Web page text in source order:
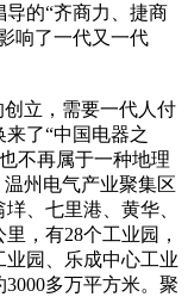
的“齐商力、捷商
响了一代又一代
立，需要一代人付
了“中国电器之
不再属于一种地理
州电气产业聚集区
、七里港、黄华、
，有28个工业园，
园、乐成中心工业
多万平方米。聚